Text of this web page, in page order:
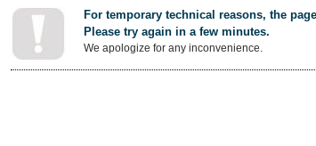
For temporary technical reasons, the
Please try again in a few minutes.
We apologize for any inconvenience.